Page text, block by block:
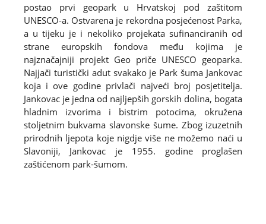
postao prvi geopark u Hrvatskoj pod zaštitom
UNESCO-a. Ostvarena je rekordna posjećenost Parka,
a u tijeku je i nekoliko projekata sufinanciranih od
strane europskih fondova među kojima je
najznačajniji projekt Geo priče UNESCO geoparka.
Najjači turistički adut svakako je Park šuma Jankovac
koja i ove godine privlači najveći broj posjetitelja.
Jankovac je jedna od najljepših gorskih dolina, bogata
hladnim izvorima i bistrim potocima, okružena
stoljetnim bukvama slavonske šume. Zbog izuzetnih
prirodnih ljepota koje nigdje više ne možemo naći u
Slavoniji, Jankovac je 1955. godine proglašen
zaštićenom park-šumom.